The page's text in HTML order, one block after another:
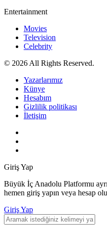
Entertainment
Movies
Television
Celebrity
© 2026 All Rights Reserved.
Yazarlarımız
Künye
Hesabım
Gizlilik politikası
İletişim
Giriş Yap
Büyük İç Anadolu Platformu
hemen giriş yapın veya hesap
Giriş Yap